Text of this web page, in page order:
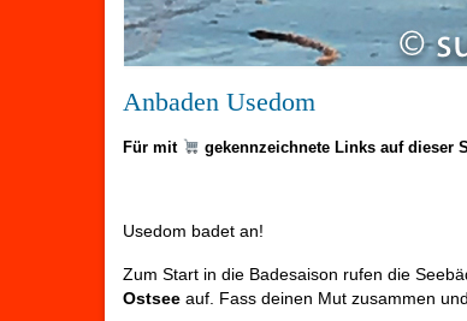
Anbaden Usedom
Für mit gekennzeichnete Links auf dieser
Usedom badet an!
Zum Start in die Badesaison rufen die
Ostsee auf. Fass deinen Mut zusammen